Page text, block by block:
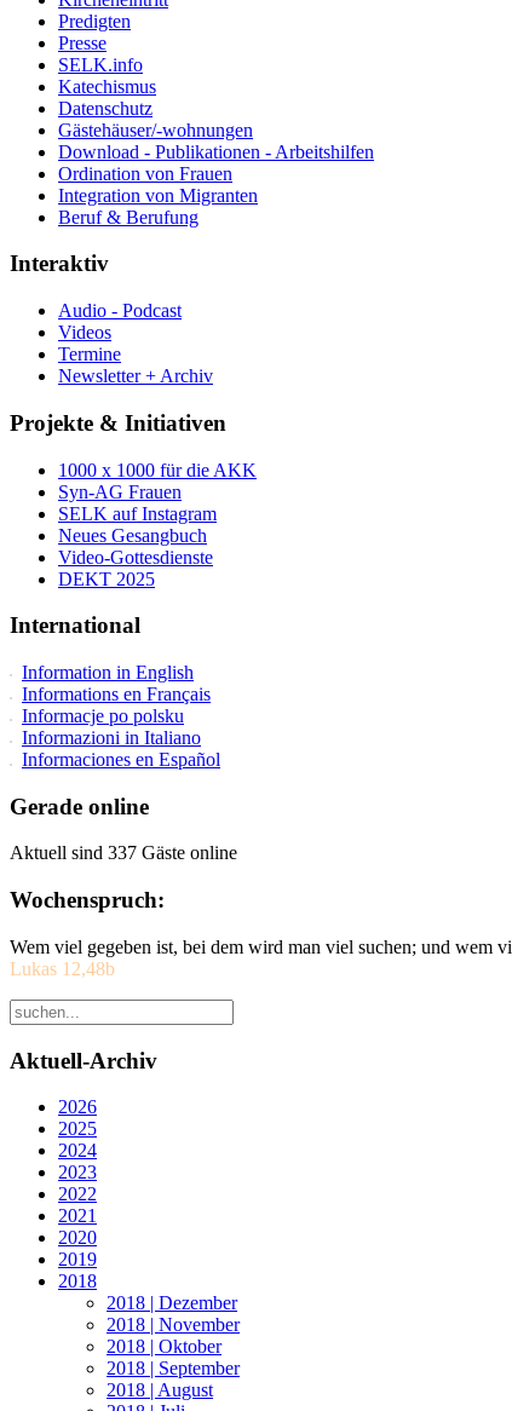
Predigten
Presse
SELK.info
Katechismus
Datenschutz
Gästehäuser/-wohnungen
Download - Publikationen - Arbeitshilfen
Ordination von Frauen
Integration von Migranten
Beruf & Berufung
Interaktiv
Audio - Podcast
Videos
Termine
Newsletter + Archiv
Projekte & Initiativen
1000 x 1000 für die AKK
Syn-AG Frauen
SELK auf Instagram
Neues Gesangbuch
Video-Gottesdienste
DEKT 2025
International
Information in English
Informations en Français
Informacje po polsku
Informazioni in Italiano
Informaciones en Español
Gerade online
Aktuell sind 337 Gäste online
Wochenspruch:
Wem viel gegeben ist, bei dem wird man viel suchen; und wem
Lukas 12,48b
Aktuell-Archiv
2026
2025
2024
2023
2022
2021
2020
2019
2018
2018 | Dezember
2018 | November
2018 | Oktober
2018 | September
2018 | August